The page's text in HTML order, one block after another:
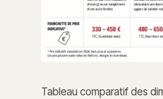
Tableau comparatif des